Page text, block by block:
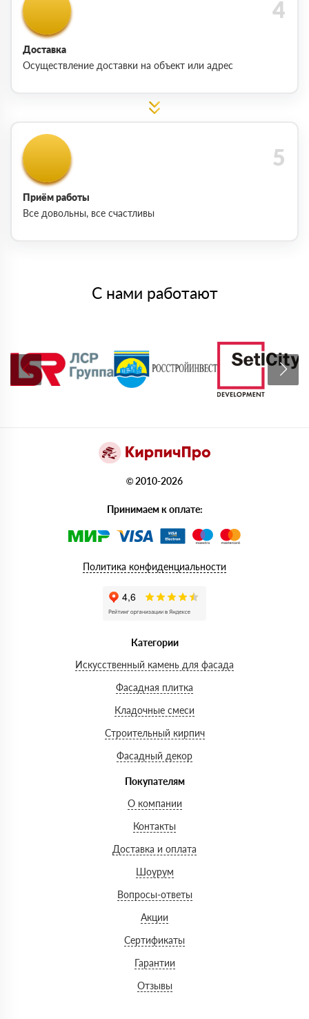
Доставка
Осуществление доставки на объект или адрес
Приём работы
Все довольны, все счастливы
С нами работают
© 2010-2026
Принимаем к оплате:
Политика конфиденциальности
Категории
Искусственный камень для фасада
Фасадная плитка
Кладочные смеси
Строительный кирпич
Фасадный декор
Покупателям
О компании
Контакты
Доставка и оплата
Шоурум
Вопросы-ответы
Акции
Сертификаты
Гарантии
Отзывы